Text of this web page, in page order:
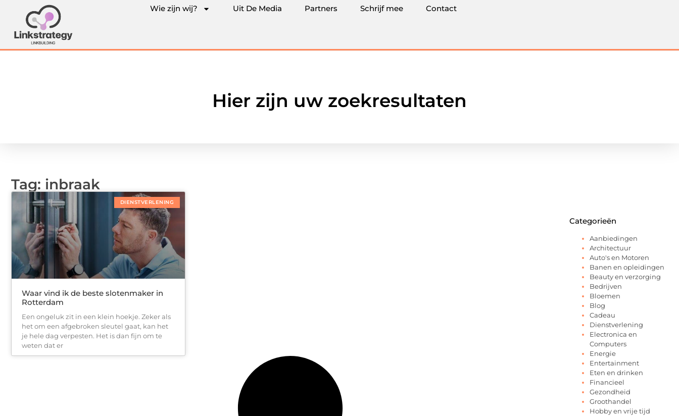
Wie zijn wij? Uit De Media Partners Schrijf mee Contact
Hier zijn uw zoekresultaten
Tag: inbraak
DIENSTVERLENING
Waar vind ik de beste slotenmaker in
Rotterdam
Een ongeluk zit in een klein hoekje. Zeker als
het om een afgebroken sleutel gaat, kan het
je hele dag verpesten. Het is dan fijn om te
weten dat er
Categorieën
Aanbiedingen
Architectuur
Auto's en Motoren
Banen en opleidingen
Beauty en verzorging
Bedrijven
Bloemen
Blog
Cadeau
Dienstverlening
Electronica en
Computers
Energie
Entertainment
Eten en drinken
Financieel
Gezondheid
Groothandel
Hobby en vrije tijd